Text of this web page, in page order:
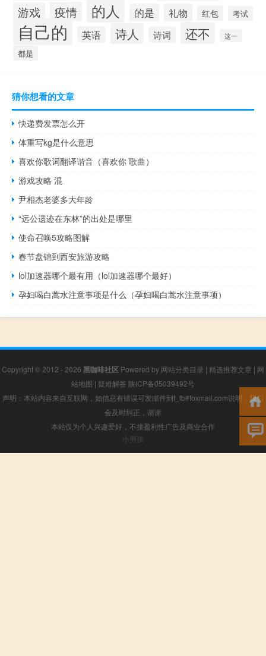
游戏 疫情 的人 的是 礼物 红包 考试
自己的 英语 诗人 诗词 还不 这一
都是
猜你想看的文章
快递费发票怎么开
体重写kg是什么意思
喜欢你歌词翻译谐音（喜欢你 歌曲）
游戏攻略 混
尹相杰老婆多大年龄
“远公遗迹在东林”的出处是哪里
使命召唤5攻略图解
春节盘锦到西安旅游攻略
lol加速器哪个最有用（lol加速器哪个最好）
孕妇喝白蒿水注意事项是什么（孕妇喝白蒿水注意事项）
Copyright © 2012 - 2026 黑咖啡社区 Powered by 网站分类目录 | 精选推荐文章 | 网
站地图 | 疑难解答 陕ICP备05039492号
声明：本站内容来自互联网，如信息有错误可发邮件到f_fb#foxmail.com说明，我们
会及时纠正，谢谢
本站仅为个人兴趣爱好，不接盈利性广告及商业合作
小男孩